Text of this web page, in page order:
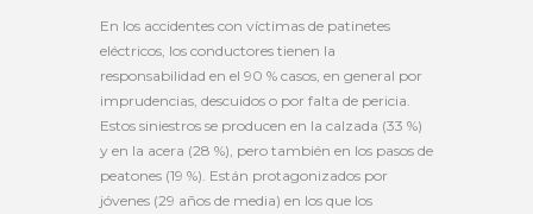
En los accidentes con víctimas de patinetes
eléctricos, los conductores tienen la
responsabilidad en el 90 % casos, en general por
imprudencias, descuidos o por falta de pericia.
Estos siniestros se producen en la calzada (33 %)
y en la acera (28 %), pero también en los pasos de
peatones (19 %). Están protagonizados por
jóvenes (29 años de media) en los que los